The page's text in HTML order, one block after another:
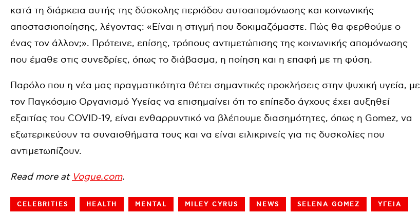
κατά τη διάρκεια αυτής της δύσκολης περιόδου αυτοαπομόνωσης και κοινωνικής
αποστασιοποίησης, λέγοντας: «Είναι η στιγμή που δοκιμαζόμαστε. Πώς θα φερθούμε ο
ένας τον άλλον;». Πρότεινε, επίσης, τρόπους αντιμετώπισης της κοινωνικής απομόνωσης
που έμαθε στις συνεδρίες, όπως το διάβασμα, η ποίηση και η επαφή με τη φύση.
Παρόλο που η νέα μας πραγματικότητα θέτει σημαντικές προκλήσεις στην ψυχική υγεία, με
τον Παγκόσμιο Οργανισμό Υγείας να επισημαίνει ότι το επίπεδο άγχους έχει αυξηθεί
εξαιτίας του COVID-19, είναι ενθαρρυντικό να βλέπουμε διασημότητες, όπως η Gomez, να
εξωτερικεύουν τα συναισθήματα τους και να είναι ειλικρινείς για τις δυσκολίες που
αντιμετωπίζουν.
Read more at Vogue.com.
CELEBRITIES HEALTH MENTAL MILEY CYRUS NEWS SELENA GOMEZ ΥΓΕΙΑ